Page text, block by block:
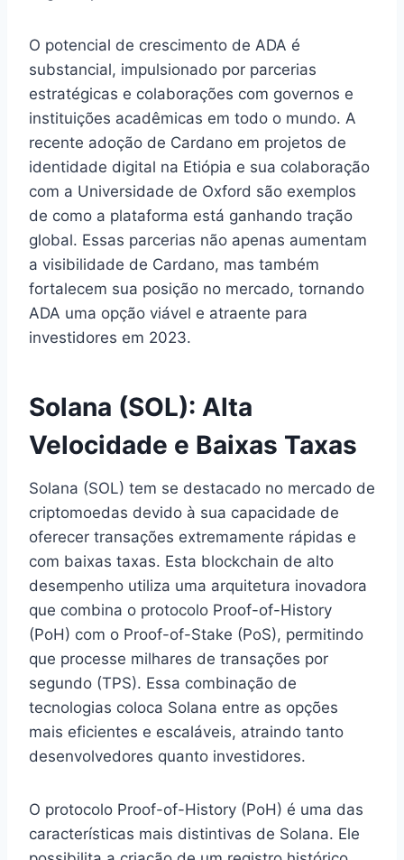
O potencial de crescimento de ADA é
substancial, impulsionado por parcerias
estratégicas e colaborações com governos e
instituições acadêmicas em todo o mundo. A
recente adoção de Cardano em projetos de
identidade digital na Etiópia e sua colaboração
com a Universidade de Oxford são exemplos
de como a plataforma está ganhando tração
global. Essas parcerias não apenas aumentam
a visibilidade de Cardano, mas também
fortalecem sua posição no mercado, tornando
ADA uma opção viável e atraente para
investidores em 2023.
Solana (SOL): Alta
Velocidade e Baixas Taxas
Solana (SOL) tem se destacado no mercado de
criptomoedas devido à sua capacidade de
oferecer transações extremamente rápidas e
com baixas taxas. Esta blockchain de alto
desempenho utiliza uma arquitetura inovadora
que combina o protocolo Proof-of-History
(PoH) com o Proof-of-Stake (PoS), permitindo
que processe milhares de transações por
segundo (TPS). Essa combinação de
tecnologias coloca Solana entre as opções
mais eficientes e escaláveis, atraindo tanto
desenvolvedores quanto investidores.
O protocolo Proof-of-History (PoH) é uma das
características mais distintivas de Solana. Ele